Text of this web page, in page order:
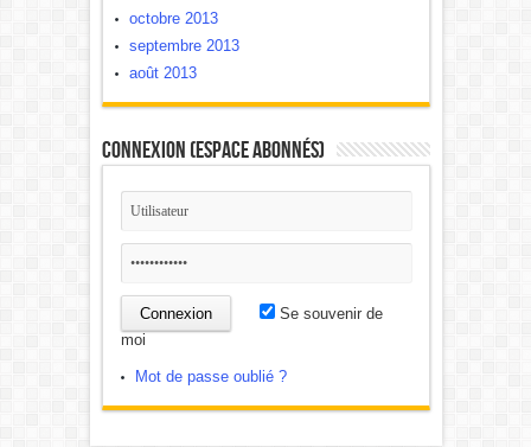
octobre 2013
septembre 2013
août 2013
Connexion (Espace Abonnés)
Se souvenir de
moi
Mot de passe oublié ?